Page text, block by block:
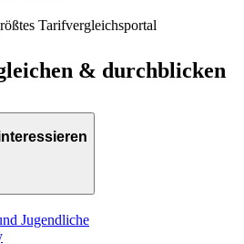
Tarifvergleichsportal
& durchblicken
Jugendliche